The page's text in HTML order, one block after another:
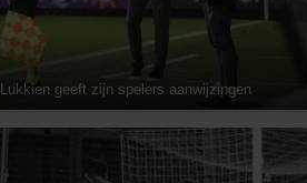
Lukkien geeft zijn spelers aanwijzingen